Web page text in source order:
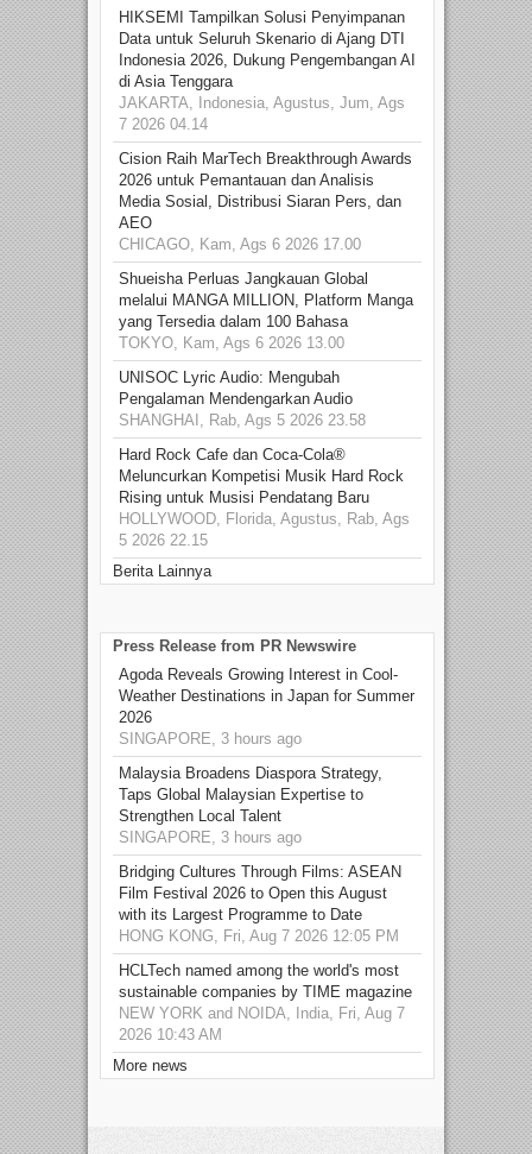
HIKSEMI Tampilkan Solusi Penyimpanan
Data untuk Seluruh Skenario di Ajang DTI
Indonesia 2026, Dukung Pengembangan AI
di Asia Tenggara
JAKARTA, Indonesia, Agustus, Jum, Ags
7 2026 04.14
Cision Raih MarTech Breakthrough Awards
2026 untuk Pemantauan dan Analisis
Media Sosial, Distribusi Siaran Pers, dan
AEO
CHICAGO, Kam, Ags 6 2026 17.00
Shueisha Perluas Jangkauan Global
melalui MANGA MILLION, Platform Manga
yang Tersedia dalam 100 Bahasa
TOKYO, Kam, Ags 6 2026 13.00
UNISOC Lyric Audio: Mengubah
Pengalaman Mendengarkan Audio
SHANGHAI, Rab, Ags 5 2026 23.58
Hard Rock Cafe dan Coca-Cola®
Meluncurkan Kompetisi Musik Hard Rock
Rising untuk Musisi Pendatang Baru
HOLLYWOOD, Florida, Agustus, Rab, Ags
5 2026 22.15
Berita Lainnya
Press Release from PR Newswire
Agoda Reveals Growing Interest in Cool-
Weather Destinations in Japan for Summer
2026
SINGAPORE, 3 hours ago
Malaysia Broadens Diaspora Strategy,
Taps Global Malaysian Expertise to
Strengthen Local Talent
SINGAPORE, 3 hours ago
Bridging Cultures Through Films: ASEAN
Film Festival 2026 to Open this August
with its Largest Programme to Date
HONG KONG, Fri, Aug 7 2026 12:05 PM
HCLTech named among the world's most
sustainable companies by TIME magazine
NEW YORK and NOIDA, India, Fri, Aug 7
2026 10:43 AM
More news